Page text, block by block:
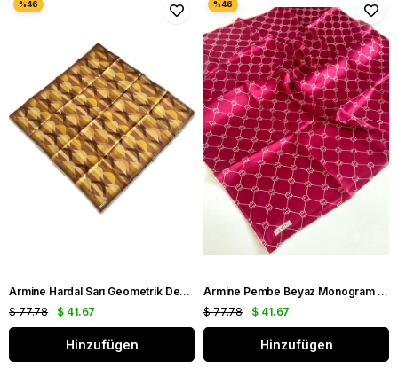
Armine Hardal Sarı Geometrik Desen Tivil İpek Eşarp 9169 - 53
$ 41.67
$ 77.78
Hinzufügen
Armine Pembe Beyaz Monogram Desen Sura İpek Eşarp 9178 - 55
$ 41.67
$ 77.78
Hinzufügen